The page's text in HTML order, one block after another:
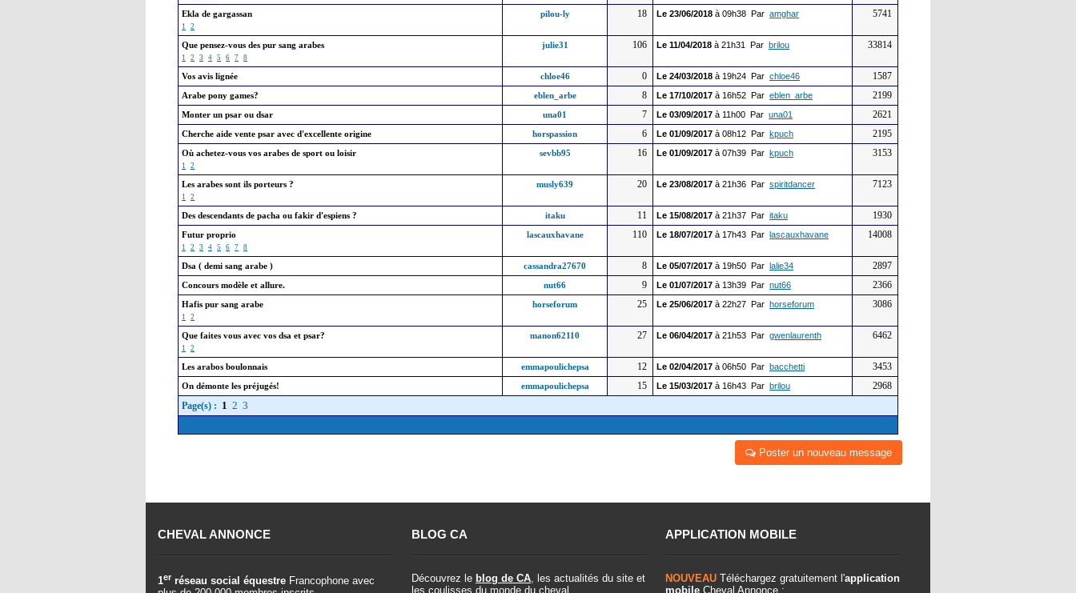
Ekla de gargassan
1 2
pilou-ly 18 Le 23/06/2018 à 09h38 Par amghar 5741
Que pensez-vous des pur sang arabes
1 2 3 4 5 6 7 8
julie31 106 Le 11/04/2018 à 21h31 Par brilou 33814
Vos avis lignée chloe46 0 Le 24/03/2018 à 19h24 Par chloe46 1587
Arabe pony games? eblen_arbe 8 Le 17/10/2017 à 16h52 Par eblen_arbe 2199
Monter un psar ou dsar una01 7 Le 03/09/2017 à 11h00 Par una01 2621
Cherche aide vente psar avec d'excellente origine horspassion 6 Le 01/09/2017 à 08h12 Par kpuch 2195
Où achetez-vous vos arabes de sport ou loisir
1 2
sevbb95 16 Le 01/09/2017 à 07h39 Par kpuch 3153
Les arabes sont ils porteurs ?
1 2
musly639 20 Le 23/08/2017 à 21h36 Par spiritdancer 7123
Des descendants de pacha ou fakir d'espiens ? itaku 11 Le 15/08/2017 à 21h37 Par itaku 1930
Futur proprio
1 2 3 4 5 6 7 8
lascauxhavane 110 Le 18/07/2017 à 17h43 Par lascauxhavane 14008
Dsa ( demi sang arabe ) cassandra27670 8 Le 05/07/2017 à 19h50 Par lalie34 2897
Concours modèle et allure. nut66 9 Le 01/07/2017 à 13h39 Par nut66 2366
Hafis pur sang arabe
1 2
horseforum 25 Le 25/06/2017 à 22h27 Par horseforum 3086
Que faites vous avec vos dsa et psar?
1 2
manon62110 27 Le 06/04/2017 à 21h53 Par gwenlaurenth 6462
Les arabos boulonnais emmapoulichepsa 12 Le 02/04/2017 à 06h50 Par bacchetti 3453
On démonte les préjugés! emmapoulichepsa 15 Le 15/03/2017 à 16h43 Par brilou
2968
Page(s) : 1 2 3
Poster un nouveau message
CHEVAL ANNONCE
1er réseau social équestre Francophone avec
BLOG CA
Découvrez le blog de CA, les actualités du site et
les coulisses du monde du cheval.
APPLICATION MOBILE
NOUVEAU Téléchargez gratuitement l'application
mobile Cheval Annonce :